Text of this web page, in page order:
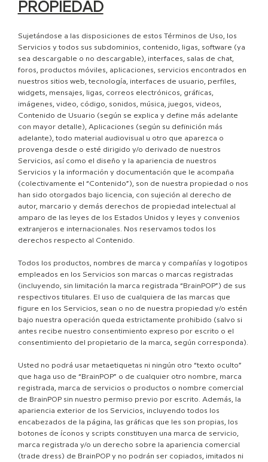
PROPIEDAD
Sujetándose a las disposiciones de estos Términos de Uso, los
Servicios y todos sus subdominios, contenido, ligas, software (ya
sea descargable o no descargable), interfaces, salas de chat,
foros, productos móviles, aplicaciones, servicios encontrados en
nuestros sitios web, tecnología, interfaces de usuario, perfiles,
widgets, mensajes, ligas, correos electrónicos, gráficas,
imágenes, video, código, sonidos, música, juegos, videos,
Contenido de Usuario (según se explica y define más adelante
con mayor detalle), Aplicaciones (según su definición más
adelante), todo material audiovisual u otro que aparezca o
provenga desde o esté dirigido y/o derivado de nuestros
Servicios, así como el diseño y la apariencia de nuestros
Servicios y la información y documentación que le acompaña
(colectivamente el “Contenido”), son de nuestra propiedad o nos
han sido otorgados bajo licencia, con sujeción al derecho de
autor, marcario y demás derechos de propiedad intelectual al
amparo de las leyes de los Estados Unidos y leyes y convenios
extranjeros e internacionales. Nos reservamos todos los
derechos respecto al Contenido.
Todos los productos, nombres de marca y compañías y logotipos
empleados en los Servicios son marcas o marcas registradas
(incluyendo, sin limitación la marca registrada “BrainPOP”) de sus
respectivos titulares. El uso de cualquiera de las marcas que
figure en los Servicios, sean o no de nuestra propiedad y/o estén
bajo nuestra operación queda estrictamente prohibido (salvo si
antes recibe nuestro consentimiento expreso por escrito o el
consentimiento del propietario de la marca, según corresponda).
Usted no podrá usar metaetiquetas ni ningún otro “texto oculto”
que haga uso de “BrainPOP” o de cualquier otro nombre, marca
registrada, marca de servicios o productos o nombre comercial
de BrainPOP sin nuestro permiso previo por escrito. Además, la
apariencia exterior de los Servicios, incluyendo todos los
encabezados de la página, las gráficas que les son propias, los
botones de íconos y scripts constituyen una marca de servicio,
marca registrada y/o un derecho sobre la apariencia comercial
(trade dress) de BrainPOP y no podrán ser copiados, imitados ni